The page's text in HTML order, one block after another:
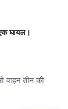
घायल।
वाहन तीन की